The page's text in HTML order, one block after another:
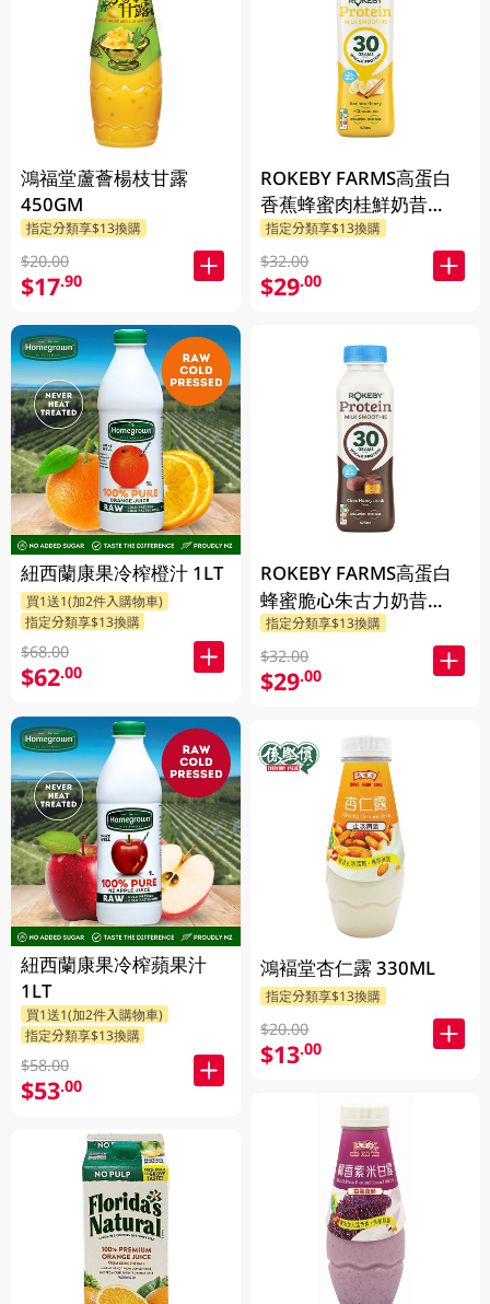
鴻福堂蘆薈楊枝甘露
450GM
指定分類享$13換購
$20.00
$17.90
紐西蘭康果冷榨橙汁 1LT
買1送1(加2件入購物車)
指定分類享$13換購
$68.00
$62.00
紐西蘭康果冷榨蘋果汁
1LT
買1送1(加2件入購物車)
指定分類享$13換購
$58.00
$53.00
ROKEBY FARMS高蛋白
香蕉蜂蜜肉桂鮮奶昔
425ML
指定分類享$13換購
$32.00
$29.00
ROKEBY FARMS高蛋白
蜂蜜脆心朱古力奶昔
425ML
指定分類享$13換購
$32.00
$29.00
鴻褔堂杏仁露 330ML
指定分類享$13換購
$20.00
$13.00